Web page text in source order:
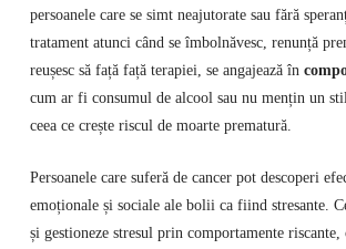
persoanele care se simt neajutorate sau fără
tratament atunci când se îmbolnăvesc, renunță
reușesc să față față terapiei, se angajează în
cum ar fi consumul de alcool sau nu mențin un stil
ceea ce crește riscul de moarte prematură.
Persoanele care suferă de cancer pot descoperi
emoționale și sociale ale bolii ca fiind stresante.
și gestioneze stresul prin comportamente